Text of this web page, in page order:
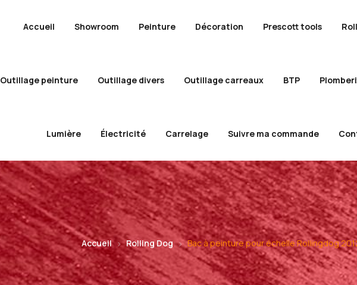
Accueil Showroom Peinture Décoration Prescott tools
Outillage peinture Outillage divers Outillage carreaux BTP
Lumière Électricité Carrelage Suivre ma commande
Accueil Rolling Dog Bac à peinture pour échelle Rollingdog